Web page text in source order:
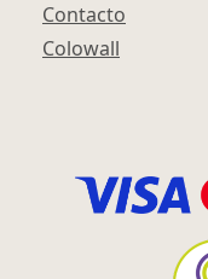
Contacto
Colowall